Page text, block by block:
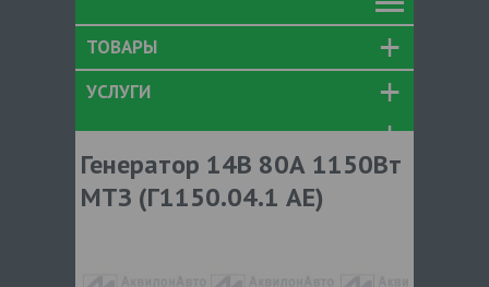
ТОВАРЫ
УСЛУГИ
Генератор 14В 80А 1150Вт
МТЗ (Г1150.04.1 АЕ)